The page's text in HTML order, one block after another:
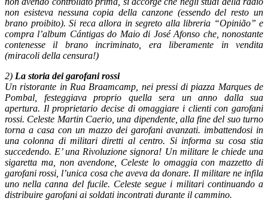
non esisteva nessuna copia della canzone (essendo del resto un
brano proibito). Si reca allora in segreto alla libreria “Opinião” e
compra l’album Cántigas do Maio di José Afonso che, nonostante
contenesse il brano incriminato, era liberamente in vendita
(miracoli della censura!)
2) La storia dei garofani rossi
Un ristorante in Rua Braamcamp, nei pressi di piazza Marques de
Pombal, festeggiava proprio quella sera un anno dalla sua
apertura. Il proprietario decise di omaggiare i clienti con garofani
rossi. Celeste Martin Caerio, una dipendente, alla fine del suo turno
torna a casa con un mazzo dei garofani avanzati. imbattendosi in
una colonna di militari diretti al centro. Si informa su cosa stia
succedendo. E’ una Rivoluzione signora! Un militare le chiede una
sigaretta ma, non avendone, Celeste lo omaggia con mazzetto di
garofani rossi, l’unica cosa che aveva da donare. Il militare ne infila
uno nella canna del fucile. Celeste segue i militari continuando a
distribuire garofani ai soldati incontrati durante il cammino.